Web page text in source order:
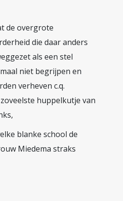
de overgrote
die daar anders
als een stel
niet begrijpen en
verheven c.q.
huppelkutje van
blanke school de
Miedema straks